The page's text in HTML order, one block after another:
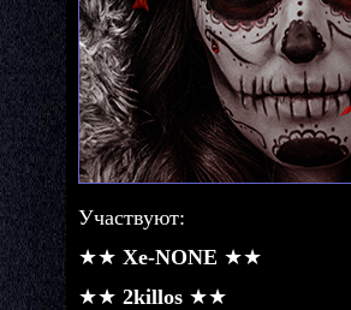
Участвуют:
★★ Xe-NONE ★★
★★ 2killos ★★